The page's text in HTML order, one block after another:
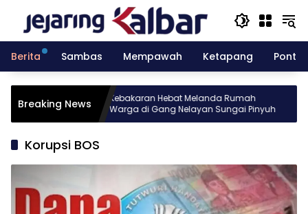
konten
Berita
Sambas Mempawah Ketapang
Breaking News
gelar
10
Kebakaran Hebat Melanda Rumah
Warga di Gang Nelayan Sungai Pinyuh
Korupsi BOS